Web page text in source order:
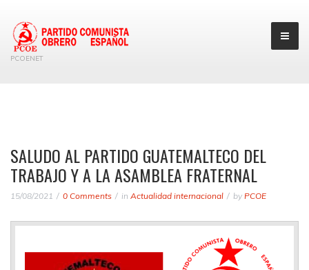
PCOENET
SALUDO AL PARTIDO GUATEMALTECO DEL
TRABAJO Y A LA ASAMBLEA FRATERNAL
15/08/2021 0 Comments in Actualidad internacional by PCOE